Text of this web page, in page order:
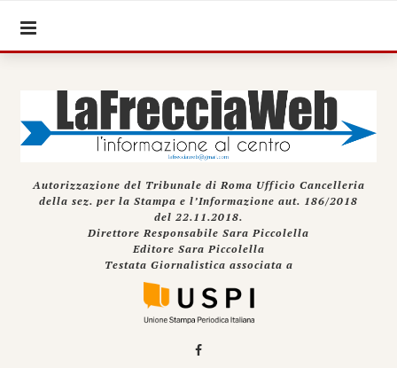
Autorizzazione del Tribunale di Roma Ufficio Cancelleria
della sez. per la Stampa e l’Informazione aut. 186/2018
del 22.11.2018.
Direttore Responsabile Sara Piccolella
Editore Sara Piccolella
Testata Giornalistica associata a